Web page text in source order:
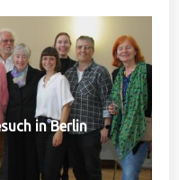
in Berlin